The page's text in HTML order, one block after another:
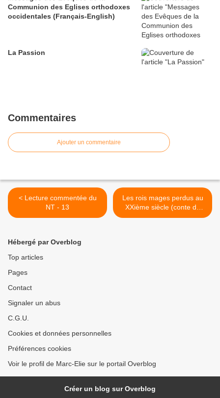
Communion des Eglises orthodoxes
occidentales (Français-English)
La Passion
Commentaires
Ajouter un commentaire
< Lecture commentée du
NT - 13
Les rois mages perdus au
XXième siècle (conte de
Noël) >
Hébergé par Overblog
Top articles
Pages
Contact
Signaler un abus
C.G.U.
Cookies et données personnelles
Préférences cookies
Voir le profil de Marc-Elie sur le portail Overblog
Créer un blog sur Overblog